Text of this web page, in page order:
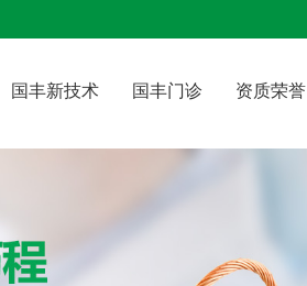
国丰新技术 国丰门诊 资质荣誉